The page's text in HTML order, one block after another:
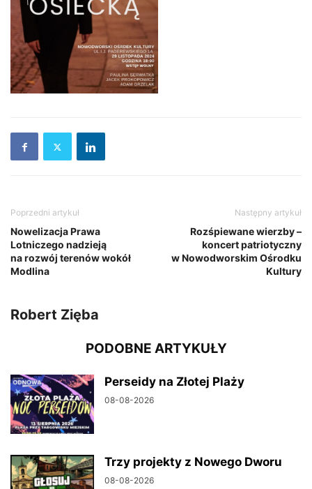
Poprzedni artykuł
Nowelizacja Prawa
Lotniczego nadzieją
na rozwój terenów wokół
Modlina
Następny artykuł
Rozśpiewane wierzby –
koncert patriotyczny
w Nowodworskim Ośrodku
Kultury
Robert Zięba
PODOBNE ARTYKUŁY
Perseidy na Złotej Plaży
08-08-2026
Trzy projekty z Nowego Dworu
08-08-2026